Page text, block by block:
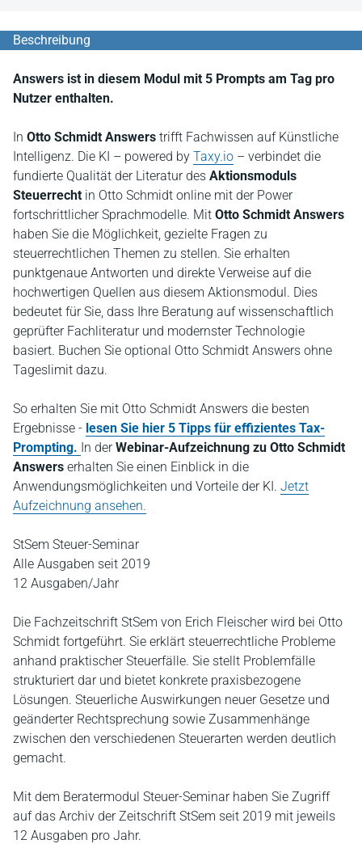
Beschreibung
Answers ist in diesem Modul mit 5 Prompts am Tag pro
Nutzer enthalten.
In Otto Schmidt Answers trifft Fachwissen auf Künstliche
Intelligenz. Die KI – powered by Taxy.io – verbindet die
fundierte Qualität der Literatur des Aktionsmoduls
Steuerrecht in Otto Schmidt online mit der Power
fortschrittlicher Sprachmodelle. Mit Otto Schmidt Answers
haben Sie die Möglichkeit, gezielte Fragen zu
steuerrechtlichen Themen zu stellen. Sie erhalten
punktgenaue Antworten und direkte Verweise auf die
hochwertigen Quellen aus diesem Aktionsmodul. Dies
bedeutet für Sie, dass Ihre Beratung auf wissenschaftlich
geprüfter Fachliteratur und modernster Technologie
basiert. Buchen Sie optional Otto Schmidt Answers ohne
Tageslimit dazu.
So erhalten Sie mit Otto Schmidt Answers die besten
Ergebnisse - lesen Sie hier 5 Tipps für effizientes Tax-
Prompting. In derWebinar-Aufzeichnung zu Otto Schmidt
Answers erhalten Sie einen Einblick in die
Anwendungsmöglichkeiten und Vorteile der KI. Jetzt
Aufzeichnung ansehen.
StSem Steuer-Seminar
Alle Ausgaben seit 2019
12 Ausgaben/Jahr
Die Fachzeitschrift StSem von Erich Fleischer wird bei Otto
Schmidt fortgeführt. Sie erklärt steuerrechtliche Probleme
anhand praktischer Steuerfälle. Sie stellt Problemfälle
strukturiert dar und bietet konkrete praxisbezogene
Lösungen. Steuerliche Auswirkungen neuer Gesetze und
geänderter Rechtsprechung sowie Zusammenhänge
zwischen den verschiedenen Steuerarten werden deutlich
gemacht.
Mit dem Beratermodul Steuer-Seminar haben Sie Zugriff
auf das Archiv der Zeitschrift StSem seit 2019 mit jeweils
12 Ausgaben pro Jahr.